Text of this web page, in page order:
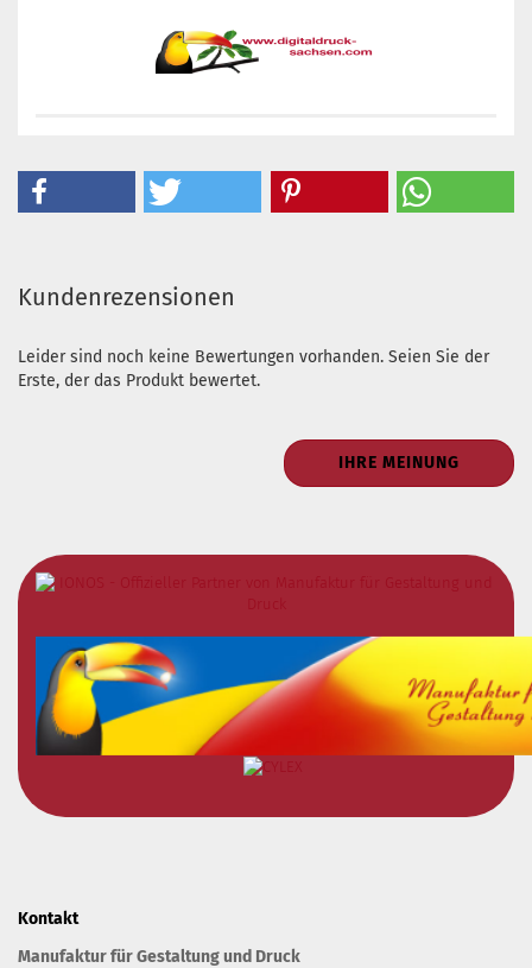
Kundenrezensionen
Leider sind noch keine Bewertungen vorhanden. Seien Sie der
Erste, der das Produkt bewertet.
IHRE MEINUNG
Kontakt
Manufaktur für Gestaltung und Druck